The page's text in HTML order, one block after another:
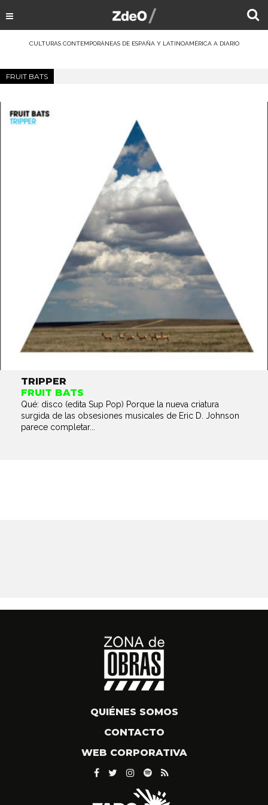
CULTURAS CONTEMPORÁNEAS DE ESPAÑA Y LATINOAMÉRICA A DIARIO
FRUIT BATS
TRIPPER
FRUIT BATS
Qué: disco (edita Sup Pop) Porque la nueva criatura
surgida de las obsesiones musicales de Eric D. Johnson
parece completar...
QUIÉNES SOMOS
CONTACTO
WEB CORPORATIVA